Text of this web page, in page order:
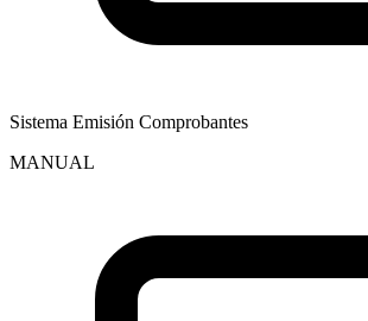
Sistema Emisión Comprobantes
MANUAL